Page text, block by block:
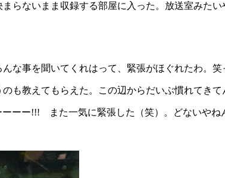
らないまま収録する部屋に入った。放送室みたい
な事を聞いてくれはって、緊張がほぐれたわ。笑
も教えてもらえた。この辺からだいぶ慣れてきて
ーー!!! また一気に緊張した（笑）。どないやね